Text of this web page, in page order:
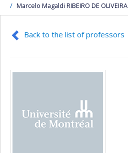
Marcelo Magaldi RIBEIRO DE OLIVEIRA
Back to the list of professors